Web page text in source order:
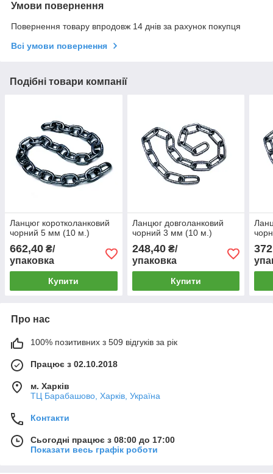
Умови повернення
Повернення товару впродовж 14 днів за рахунок покупця
Всі умови повернення
Подібні товари компанії
Ланцюг коротколанковий
чорний 5 мм (10 м.)
662,40 ₴/
упаковка
Купити
Ланцюг довголанковий
чорний 3 мм (10 м.)
248,40₴/
упаковка
Купити
Про нас
100% позитивних з 509 відгуків за рік
Працює з 02.10.2018
м. Харків
ТЦ Барабашово, Харків, Україна
Контакти
Сьогодні працює з 08:00 до 17:00
Показати весь графік роботи